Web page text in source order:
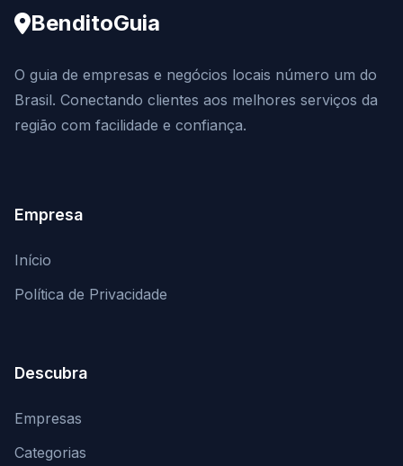
BenditoGuia
O guia de empresas e negócios locais número um do
Brasil. Conectando clientes aos melhores serviços da
região com facilidade e confiança.
Empresa
Início
Política de Privacidade
Descubra
Empresas
Categorias